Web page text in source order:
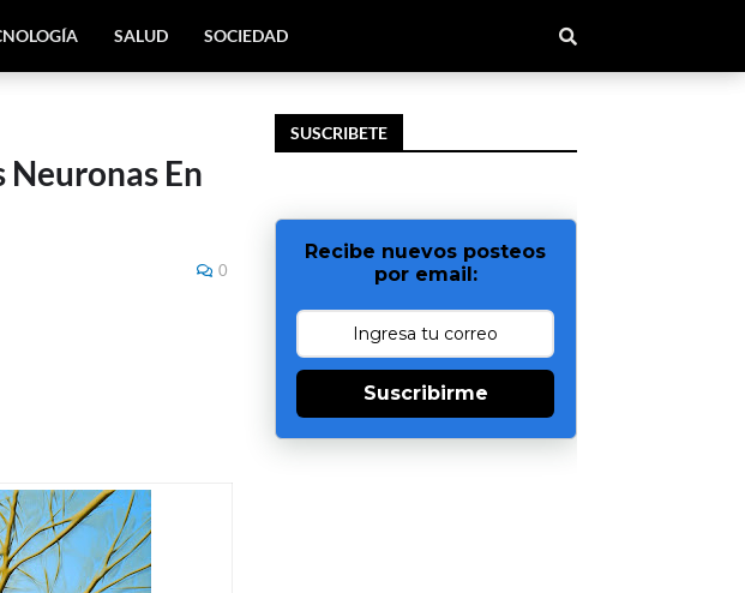
SALUD SOCIEDAD
En
0
SUSCRIBETE
Recibe nuevos posteos
por email:
Suscribirme